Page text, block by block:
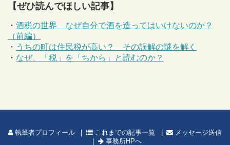
【ぜひ読んでほしい記事】
・ 酒税の世界 なぜ自分で酒を造ってはいけないのか？
（前編）
・ うちの町は住民税が高い？ その誤解の謎を解く
・ なぜ、「税」を「ちから」と読むのか？
執筆者プロフィール これまでの記事一覧
メッセージ送信
事務所HPへ